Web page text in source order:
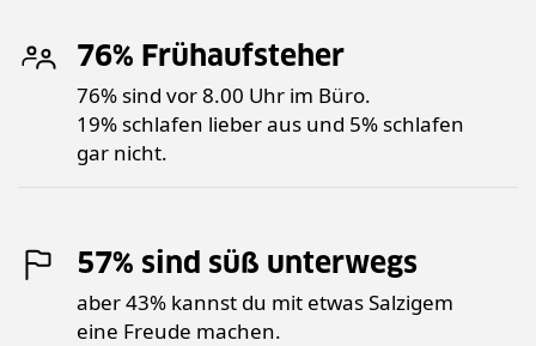
76% Frühaufsteher
76% sind vor 8.00 Uhr im Büro.
19% schlafen lieber aus und 5% schlafen
gar nicht.
57% sind süß unterwegs
aber 43% kannst du mit etwas Salzigem
eine Freude machen.